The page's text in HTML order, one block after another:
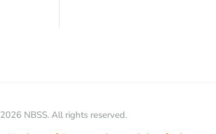
2026 NBSS. All rights reserved.